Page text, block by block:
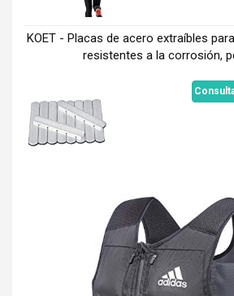
KOET - Placas de acero extraíbles
resistentes a la corrosión,